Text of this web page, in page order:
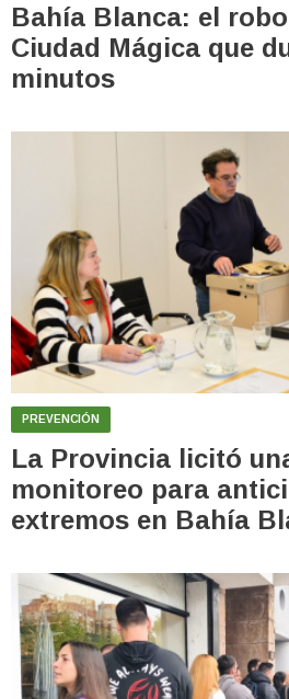
Bahía Blanca: el
Ciudad Mágica que
minutos
PREVENCIÓN
La Provincia licitó
monitoreo para
extremos en Bahía